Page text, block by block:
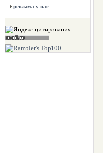
реклама у нас